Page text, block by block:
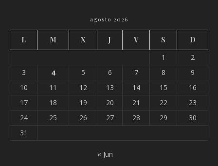
agosto 2026
L M X J V S
D
1
2
3
4 5 6 7 8
9
10
11 12 13 14 15
16
17
18 19 20 21 22
23
24
25 26 27 28 29
30
31
« Jun